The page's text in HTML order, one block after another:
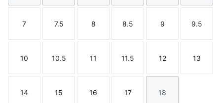
Talla
7
Talla
7.5
Talla
8
Talla
8.5
Talla
9
Talla
9.5
Talla
10
Talla
10.5
Talla
11
Talla
11.5
Talla
12
Talla
13
Talla
14
Talla
15
Talla
16
Talla
17
Talla
18